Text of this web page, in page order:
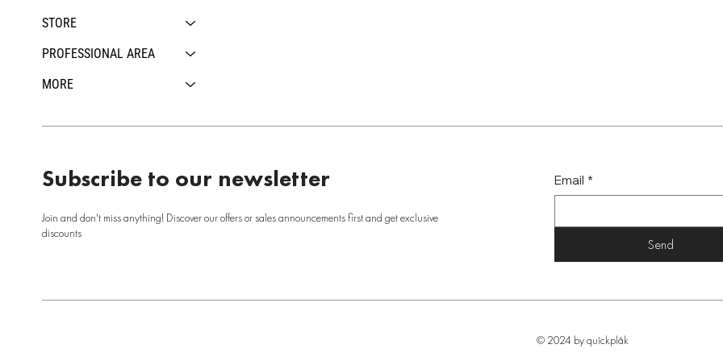
STORE
PROFESSIONAL AREA
MORE
Subscribe to our newsletter
Join and don't miss anything! Discover our offers or sales announcements first and get exclusive
discounts
Email *
Send
© 2024 by quîckplâk